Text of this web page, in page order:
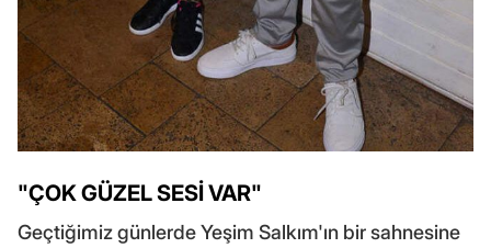
"ÇOK GÜZEL SESİ VAR"
Geçtiğimiz günlerde Yeşim Salkım'ın bir sahnesine